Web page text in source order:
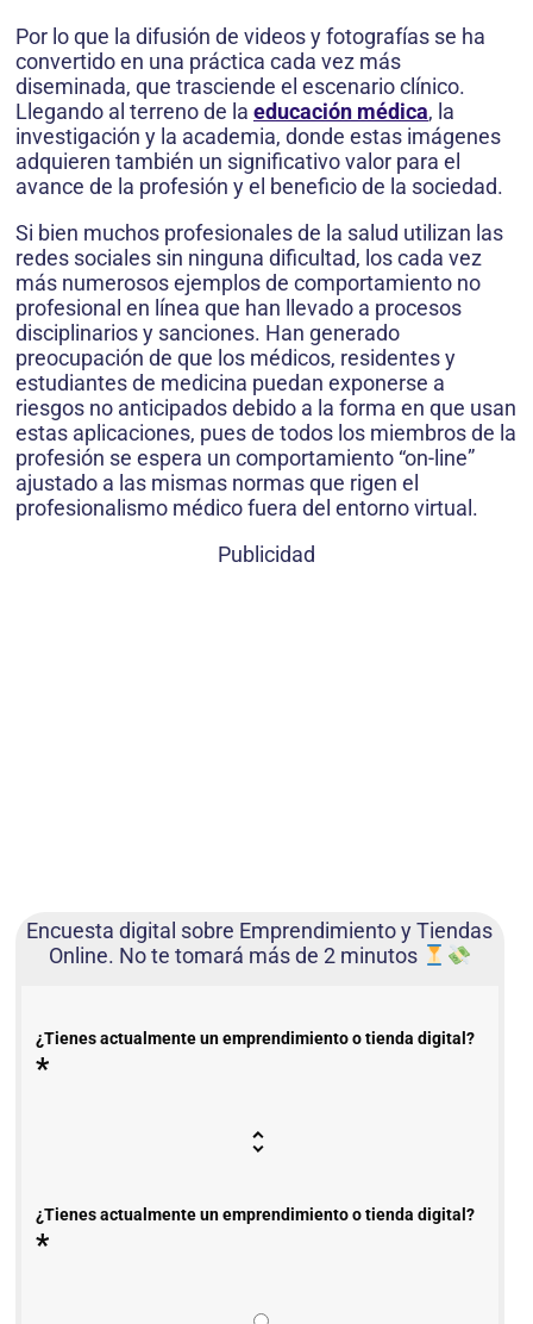
Por lo que la difusión de videos y fotografías se ha
convertido en una práctica cada vez más
diseminada, que trasciende el escenario clínico.
Llegando al terreno de la educación médica, la
investigación y la academia, donde estas imágenes
adquieren también un significativo valor para el
avance de la profesión y el beneficio de la sociedad.
Si bien muchos profesionales de la salud utilizan las
redes sociales sin ninguna dificultad, los cada vez
más numerosos ejemplos de comportamiento no
profesional en línea que han llevado a procesos
disciplinarios y sanciones. Han generado
preocupación de que los médicos, residentes y
estudiantes de medicina puedan exponerse a
riesgos no anticipados debido a la forma en que usan
estas aplicaciones, pues de todos los miembros de la
profesión se espera un comportamiento “on-line”
ajustado a las mismas normas que rigen el
profesionalismo médico fuera del entorno virtual.
Publicidad
Encuesta digital sobre Emprendimiento y Tiendas
Online. No te tomará más de 2 minutos
¿Tienes actualmente un emprendimiento o tienda digital?
*
¿Tienes actualmente un emprendimiento o tienda digital?
*